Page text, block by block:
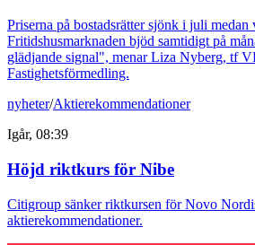
Priserna på bostadsrätter sjönk i juli medan
Fritidshusmarknaden bjöd samtidigt på
glädjande signal", menar Liza Nyberg, tf
Fastighetsförmedling.
nyheter/Aktierekommendationer
Igår, 08:39
Höjd riktkurs för Nibe
Citigroup sänker riktkursen för Novo
aktierekommendationer.